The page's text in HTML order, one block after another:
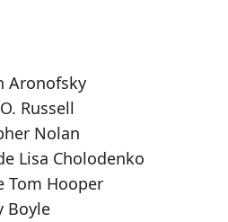
Aronofsky
Russell
Nolan
Lisa Cholodenko
Tom Hooper
Boyle